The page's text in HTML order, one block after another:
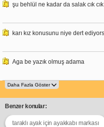
şu behlül ne kadar da salak cık cık
karı kız konusunu niye dert
Aga be yazık olmuş adama
Benzer konular:
taraklı ayak için ayakkabı markası